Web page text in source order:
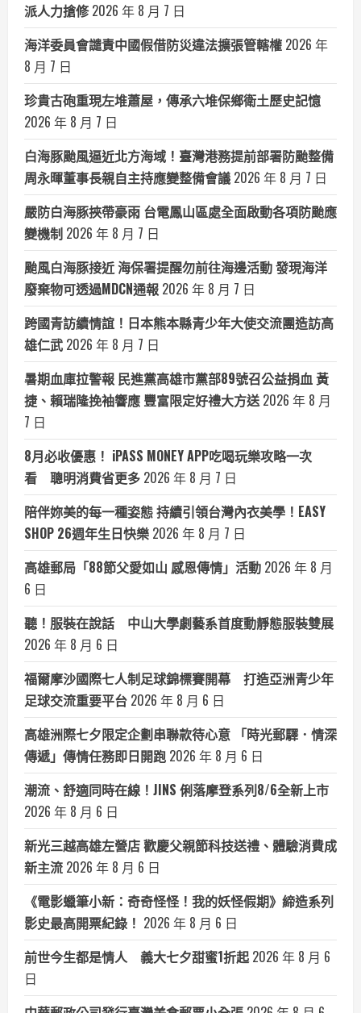
派人力搶修 2026 年 8 月 7 日
海洋委員會譴責中國假借防災違法擴張管轄權 2026 年
8 月 7 日
珍貴古砲重現左堆蕭屋，傳承六堆保鄉衛土歷史記憶
2026 年 8 月 7 日
白海豚颱風逼近北方海域！臺灣港務提前部署防颱整備
周永暉董事長親自主持應變整備會議 2026 年 8 月 7 日
嚴防白海豚挾帶豪雨 台電鳳山區處全面啟動各項防颱應
變機制 2026 年 8 月 7 日
颱風白海豚接近 海保署提醒勿前往海邊活動 發現海洋
廢棄物可透過MDCN通報 2026 年 8 月 7 日
跨國青訪續情誼！日本熊本縣青少年大使交流團造訪高
雄仁武 2026 年 8 月 7 日
暑期血庫拉警報 民進黨高雄市黨部89號召公益捐血 黃
捷、賴瑞隆挽袖響應 豐富限定好禮大方送 2026 年 8 月
7 日
8月必收優惠！ iPASS MONEY APP吃喝玩樂攻略一次
看 聰明消費省更多 2026 年 8 月 7 日
陪伴妳美的每一種姿態 持續引領台灣內衣美學！EASY
SHOP 26週年生日快樂 2026 年 8 月 7 日
高雄郵局「88節父愛如山 感恩傳情」活動 2026 年 8 月
6 日
聽！服裝在說話 中山大學劇藝系首度動靜態服裝雙展
2026 年 8 月 6 日
福爾摩沙國際七人制足球錦標賽開幕 打造亞洲青少年
足球交流重要平台 2026 年 8 月 6 日
高雄洲際七夕限定企劃串聯款待心意 「時光郵驛．情深
傳遞」傳情任務即日開跑 2026 年 8 月 6 日
潮流、舒適同時在線！JINS 俐落摩登系列8/6全新上市
2026 年 8 月 6 日
新光三越高雄左營店 歡慶父親節科技送禮、體驗消費成
新主流 2026 年 8 月 6 日
《電影蠟筆小新：奇奇怪怪！我的妖怪假期》締造系列
影史最高開票紀錄！ 2026 年 8 月 6 日
前世今生都是情人 義大七夕甜蜜1折起 2026 年 8 月 6
日